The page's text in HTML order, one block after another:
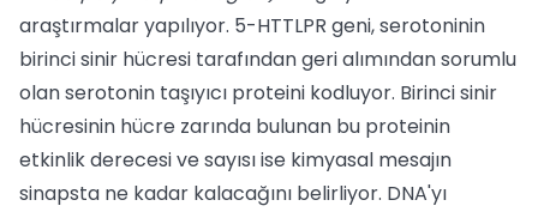
araştırmalar yapılıyor. 5-HTTLPR geni, serotoninin
birinci sinir hücresi tarafın­dan geri alımından sorumlu
olan seroto­nin taşıyıcı proteini kodluyor. Birinci sinir
hücresinin hücre zarında bulunan bu pro­teinin
etkinlik derecesi ve sayısı ise kim­yasal mesajın
sinapsta ne kadar kalacağını belirliyor. DNA'yı